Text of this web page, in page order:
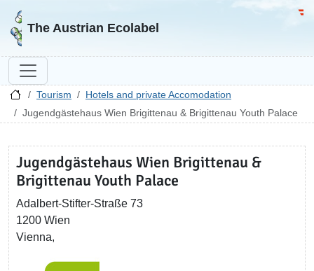
Go to homepage
The Austrian Ecolabel
Tourism
Hotels and private Accomodation
Jugendgästehaus Wien Brigittenau & Brigittenau Youth Palace
Jugendgästehaus Wien Brigittenau &
Brigittenau Youth Palace
Adalbert-Stifter-Straße 73
1200 Wien
Vienna,